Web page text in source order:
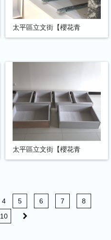
太平區立文街【櫻花青
太平區立文街【櫻花青
4 5 6 7
8
10